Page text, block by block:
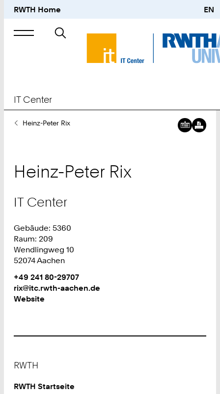
RWTH Home EN
Suche
nach
IT Center
SieHeinz-Peter Rix
Heinz-Peter Rix
IT Center
Gebäude: 5360
Raum: 209
Wendlingweg 10
52074 Aachen
Work
Telefon:
+
4
0
9
+49 241 80-29707
Work
rix@itc.rwth-aachen.de
Website
RWTH
RWTH Startseite